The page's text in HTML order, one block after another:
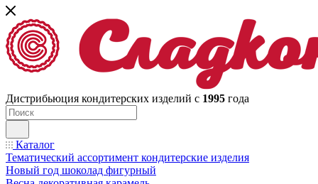
Дистрибьюция кондитерских изделий с 1995 года
Каталог
Тематический ассортимент кондитерские изделия
Новый год шоколад фигурный